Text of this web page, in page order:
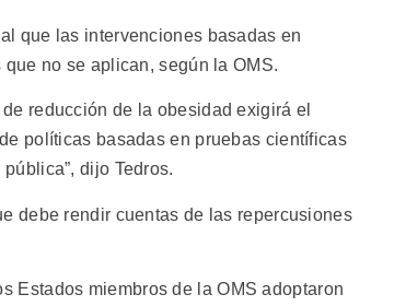
que las intervenciones basadas en
no se aplican, según la OMS.
reducción de la obesidad exigirá el
políticas basadas en pruebas científicas
dijo Tedros.
debe rendir cuentas de las repercusiones
Estados miembros de la OMS adoptaron